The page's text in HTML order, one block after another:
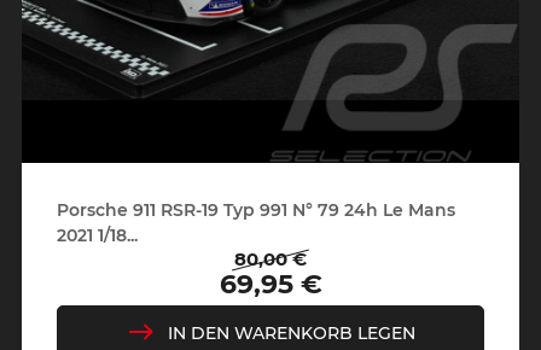
Porsche 911 RSR-19 Typ 991 N° 79 24h Le Mans
2021 1/18...
Regulärer
Preis
80,00 €
Preis
69,95 €
IN DEN WARENKORB LEGEN